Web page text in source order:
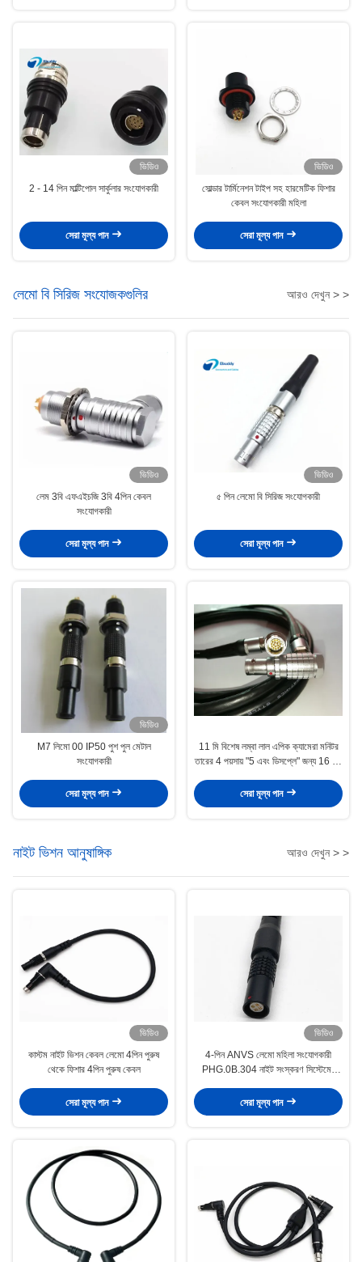
ভিডিও
2 - 14 পিন মাল্টিপোল সার্কুলার সংযোগকারী
সেরা মূল্য পান
ভিডিও
সোল্ডার টার্মিনেশন টাইপ সহ হারমেটিক ফিশার
কেবল সংযোগকারী মহিলা
সেরা মূল্য পান
লেমো বি সিরিজ সংযোজকগুলির আরও দেখুন > >
ভিডিও
লেম 3বি এফএইচজি 3বি 4পিন কেবল
সংযোগকারী
সেরা মূল্য পান
ভিডিও
৫ পিন লেমো বি সিরিজ সংযোগকারী
সেরা মূল্য পান
ভিডিও
M7 লিমো 00 IP50 পুশ পুল মেটাল
সংযোগকারী
সেরা মূল্য পান
11 মি বিশেষ লম্বা লাল এপিক ক্যামেরা মনিটর
তারের 4 পয়সায় "5 এবং ডিসপ্লে" জন্য 16 পিন
সেরা মূল্য পান
নাইট ভিশন আনুষাঙ্গিক আরও দেখুন > >
ভিডিও
কাস্টম নাইট ভিশন কেবল লেমো 4পিন পুরুষ
থেকে ফিশার 4পিন পুরুষ কেবল
সেরা মূল্য পান
ভিডিও
4-পিন ANVS লেমো মহিলা সংযোগকারী
PHG.0B.304 নাইট সংস্করণ সিস্টেমের
সেরা মূল্য পান